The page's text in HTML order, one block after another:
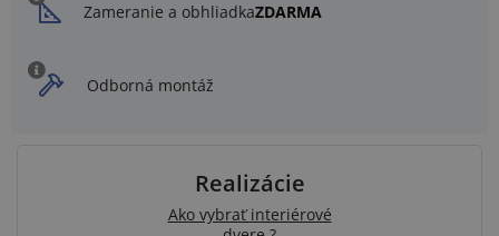
Zameranie a obhliadkaZDARMA
Odborná montáž
Realizácie
Ako vybrať interiérové